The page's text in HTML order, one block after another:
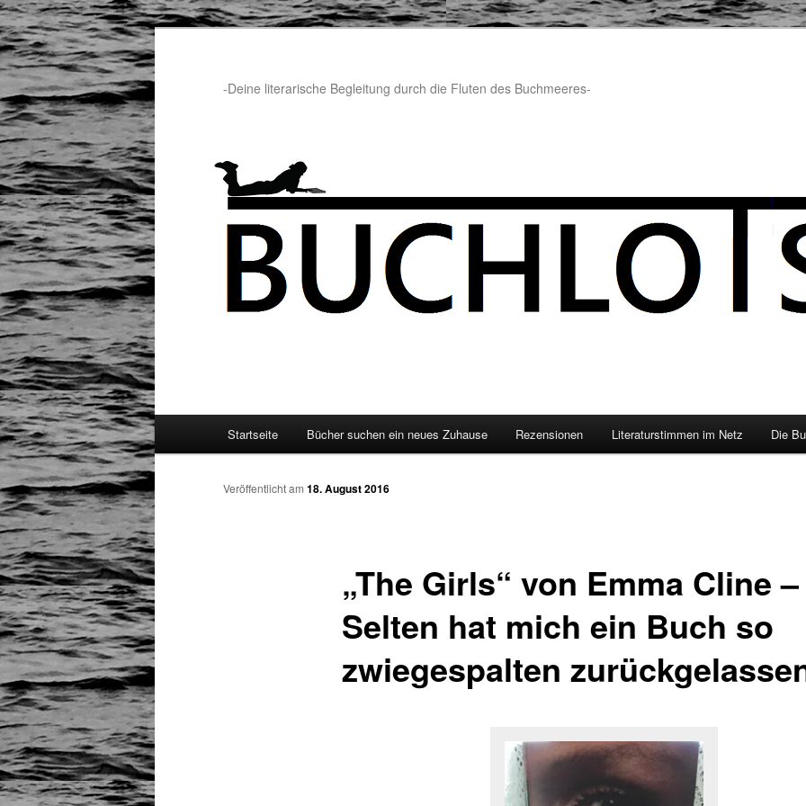
-Deine literarische Begleitung durch die Fluten des Buchmeeres-
Zum
Inhalt
Startseite Bücher suchen ein neues Zuhause Rezensionen Literaturstimmen im Netz Die
„The Girls“ von Emma Cline –
Selten hat mich ein Buch so
zwiegespalten
Veröffentlicht am 18. August 2016